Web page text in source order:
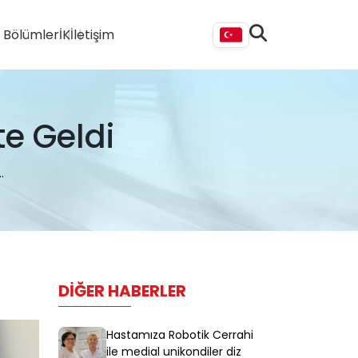
BölümlerİKİletişim
Geldi
DIĞER HABERLER
Hastamıza Robotik Cerrahi
ile medial unikondiler diz